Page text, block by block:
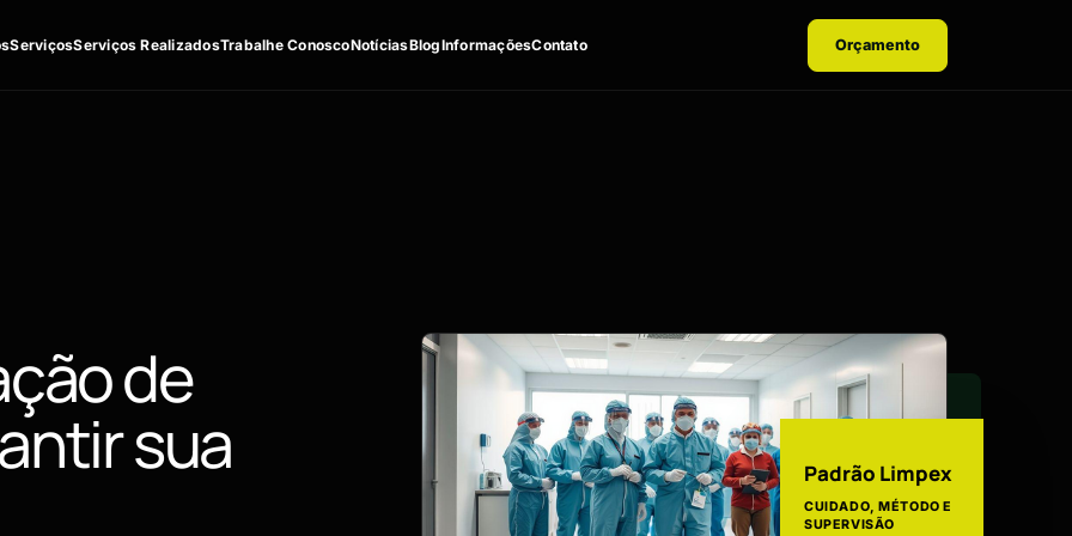
ServiçosServiços RealizadosTrabalhe ConoscoNotíciasBlogInformaçõesContato Orçamento
de
sua Padrão Limpex
CUIDADO, MÉTODO E
SUPERVISÃO